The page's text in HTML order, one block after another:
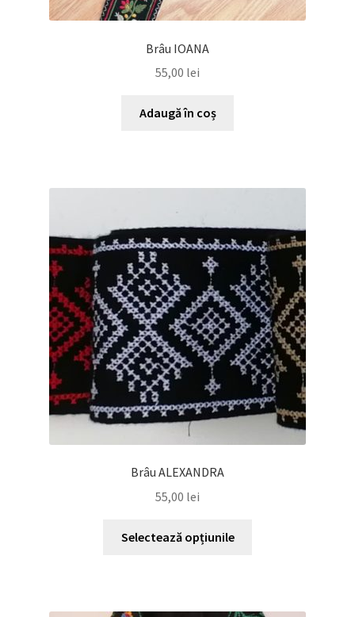
Brâu IOANA
55,00 lei
Adaugă în coș
Brâu ALEXANDRA
55,00 lei
Selectează opțiunile
multe